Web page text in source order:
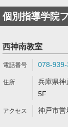
個別指導学院
西神南教室
078-
兵庫県神
5F
神戸市営